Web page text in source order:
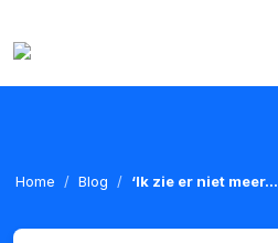
Home Blog ‘Ik zie er niet meer...